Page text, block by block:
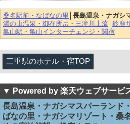
桑名駅前・なばなの里 長島温泉・ナガシ
湯の山温泉・御在所岳・三滝川上流 鈴鹿
亀山駅・亀山インターチェンジ・関宿
三重県のホテル・宿TOP
▼ Powered by 楽天ウェブサービ
長島温泉・ナガシマスパーランド
ばなの里・ナガシマリゾート・桑